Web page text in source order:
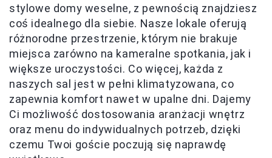
stylowe domy weselne, z pewnością znajdziesz
coś idealnego dla siebie. Nasze lokale oferują
różnorodne przestrzenie, którym nie brakuje
miejsca zarówno na kameralne spotkania, jak i
większe uroczystości. Co więcej, każda z
naszych sal jest w pełni klimatyzowana, co
zapewnia komfort nawet w upalne dni. Dajemy
Ci możliwość dostosowania aranżacji wnętrz
oraz menu do indywidualnych potrzeb, dzięki
czemu Twoi goście poczują się naprawdę